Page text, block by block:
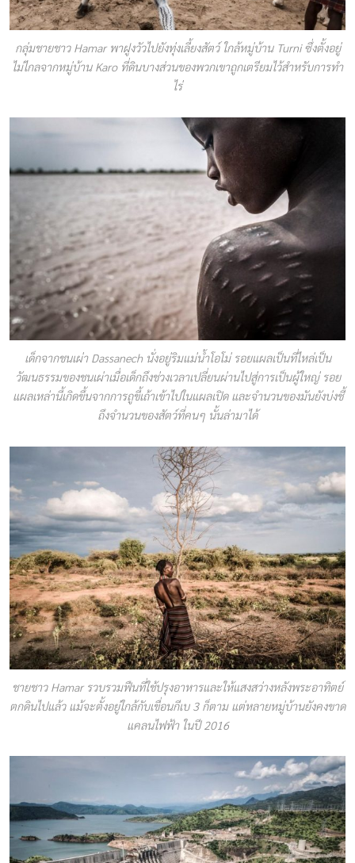
กลุ่มชายชาว Hamar พาฝูงวัวไปยังทุ่งเลี้ยงสัตว์ ใกล้หมู่บ้าน Turni ซึ่งตั้งอยู่
ไม่ไกลจากหมู่บ้าน Karo ที่ดินบางส่วนของพวกเขาถูกเตรียมไว้สำหรับการทำ
ไร่
เด็กจากชนเผ่า Dassanech นั่งอยู่ริมแม่น้ำโอโม่ รอยแผลเป็นที่ไหล่เป็น
วัฒนธรรมของชนเผ่าเมื่อเด็กถึงช่วงเวลาเปลี่ยนผ่านไปสู่การเป็นผู้ใหญ่ รอย
แผลเหล่านี้เกิดขึ้นจากการถูขี้เถ้าเข้าไปในแผลเปิด และจำนวนของมันยังบ่งชี้
ถึงจำนวนของสัตว์ที่คนๆ นั้นล่ามาได้
ชายชาว Hamar รวบรวมฟืนที่ใช้ปรุงอาหารและให้แสงสว่างหลังพระอาทิตย์
ตกดินไปแล้ว แม้จะตั้งอยู่ใกล้กับเขื่อนกีเบ 3 ก็ตาม แต่หลายหมู่บ้านยังคงขาด
แคลนไฟฟ้า ในปี 2016